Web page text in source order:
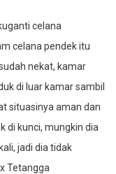
celana
celana pendek itu
nekat, kamar
di luar kamar sambil
situasinya aman dan
di kunci, mungkin dia
jadi dia tidak
Tetangga